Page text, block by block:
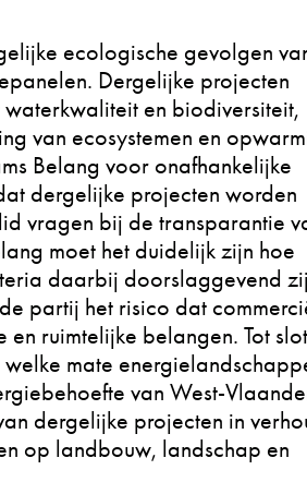
ecologische gevolgen
Dergelijke projecten
waterkwaliteit en biodiversiteit,
van ecosystemen en
Belang voor onafhankelijke
dergelijke projecten worden
vragen bij de transparantie
moet het duidelijk zijn hoe
daarbij doorslaggevend
partij het risico dat
ruimtelijke belangen. Tot slot
mate
van West-
dergelijke projecten in
op landbouw, landschap en